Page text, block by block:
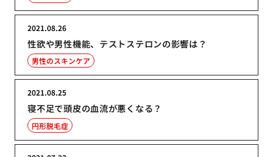
性欲や男性機能、テストステロンの影響は？
2021.08.26
男性のスキンケア
寝不足で頭皮の血流が悪くなる？
2021.08.25
円形脱毛症